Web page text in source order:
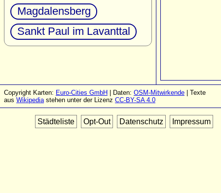
Magdalensberg
Sankt Paul im Lavanttal
Copyright Karten: Euro-Cities GmbH | Daten: OSM-Mitwirkende | Texte
aus Wikipediastehen unter der Lizenz CC-BY-SA 4.0
Städteliste Opt-Out Datenschutz Impressum